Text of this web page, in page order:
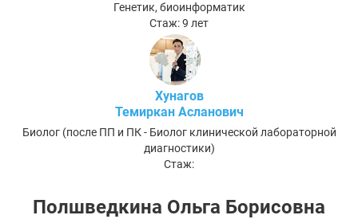
Генетик, биоинформатик
Стаж: 9 лет
Хунагов
Темиркан Асланович
Биолог (после ПП и ПК - Биолог клинической лабораторной
диагностики)
Стаж:
Полшведкина Ольга Борисовна